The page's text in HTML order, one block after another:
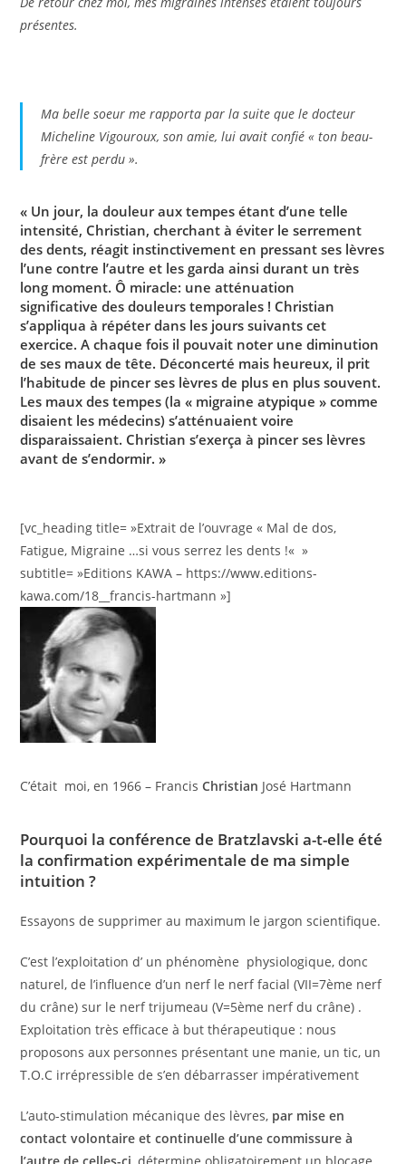
présentes.
Ma belle soeur me rapporta par la suite que le docteur
Micheline Vigouroux, son amie, lui avait confié « ton beau-
frère est perdu ».
« Un jour, la douleur aux tempes étant d’une telle
intensité, Christian, cherchant à éviter le serrement
des dents, réagit instinctivement en pressant ses lèvres
l’une contre l’autre et les garda ainsi durant un très
long moment. Ô miracle: une atténuation
significative des douleurs temporales ! Christian
s’appliqua à répéter dans les jours suivants cet
exercice. A chaque fois il pouvait noter une diminution
de ses maux de tête. Déconcerté mais heureux, il prit
l’habitude de pincer ses lèvres de plus en plus souvent.
Les maux des tempes (la « migraine atypique » comme
disaient les médecins) s’atténuaient voire
disparaissaient. Christian s’exerça à pincer ses lèvres
avant de s’endormir. »
[vc_heading title= »Extrait de l’ouvrage « Mal de dos,
Fatigue, Migraine …si vous serrez les dents !« »
subtitle= »Editions KAWA – https://www.editions-
kawa.com/18__francis-hartmann »]
C’était moi, en 1966 – FrancisChristian José Hartmann
Pourquoi la conférence de Bratzlavski a-t-elle été
la confirmation expérimentale de ma simple
intuition ?
Essayons de supprimer au maximum le jargon scientifique.
C’est l’exploitation d’ un phénomène physiologique, donc
naturel, de l’influence d’un nerf le nerf facial (VII=7ème nerf
du crâne) sur le nerf trijumeau (V=5ème nerf du crâne) .
Exploitation très efficace à but thérapeutique : nous
proposons aux personnes présentant une manie, un tic, un
T.O.C irrépressible de s’en débarrasser impérativement
L’auto-stimulation mécanique des lèvres, par mise en
contact volontaire et continuelle d’une commissure à